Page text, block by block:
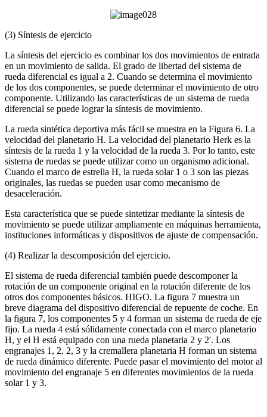
(3) Síntesis de ejercicio
La síntesis del ejercicio es combinar los dos movimientos de entrada
en un movimiento de salida. El grado de libertad del sistema de
rueda diferencial es igual a 2. Cuando se determina el movimiento
de los dos componentes, se puede determinar el movimiento de otro
componente. Utilizando las características de un sistema de rueda
diferencial se puede lograr la síntesis de movimiento.
La rueda sintética deportiva más fácil se muestra en la Figura 6. La
velocidad del planetario H. La velocidad del planetario Herk es la
síntesis de la rueda 1 y la velocidad de la rueda 3. Por lo tanto, este
sistema de ruedas se puede utilizar como un organismo adicional.
Cuando el marco de estrella H, la rueda solar 1 o 3 son las piezas
originales, las ruedas se pueden usar como mecanismo de
desaceleración.
Esta característica que se puede sintetizar mediante la síntesis de
movimiento se puede utilizar ampliamente en máquinas herramienta,
instituciones informáticas y dispositivos de ajuste de compensación.
(4) Realizar la descomposición del ejercicio.
El sistema de rueda diferencial también puede descomponer la
rotación de un componente original en la rotación diferente de los
otros dos componentes básicos. HIGO. La figura 7 muestra un
breve diagrama del dispositivo diferencial de repuente de coche. En
la figura 7, los componentes 5 y 4 forman un sistema de rueda de eje
fijo. La rueda 4 está sólidamente conectada con el marco planetario
H, y el H está equipado con una rueda planetaria 2 y 2'. Los
engranajes 1, 2, 2, 3 y la cremallera planetaria H forman un sistema
de rueda dinámico diferente. Puede pasar el movimiento del motor al
movimiento del engranaje 5 en diferentes movimientos de la rueda
solar 1 y 3.